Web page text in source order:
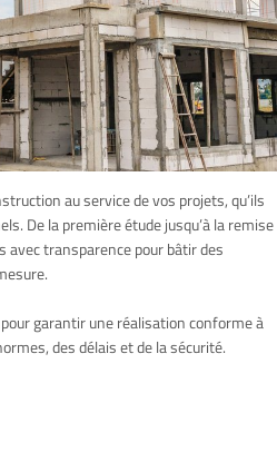
au service de vos projets, qu’ils
De la première étude jusqu’à la remise
avec transparence pour bâtir des
garantir une réalisation conforme à
des délais et de la sécurité.